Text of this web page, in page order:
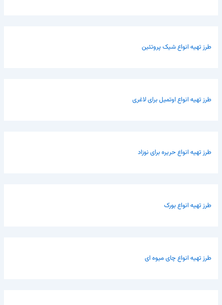
طرز تهیه انواع شیک پروتئین
طرز تهیه انواع اوتمیل برای لاغری
طرز تهیه انواع حریره برای نوزاد
طرز تهیه انواع بورک
طرز تهیه انواع چای میوه ای